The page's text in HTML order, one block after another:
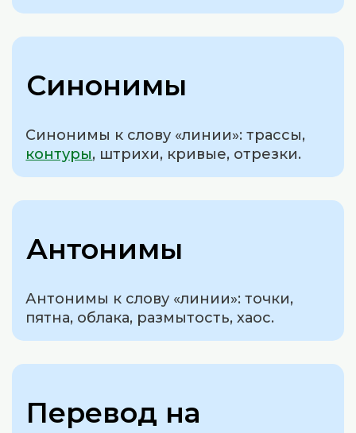
Синонимы
Синонимы к слову «линии»: трассы,
контуры, штрихи, кривые, отрезки.
Антонимы
Антонимы к слову «линии»: точки,
пятна, облака, размытость, хаос.
Перевод на